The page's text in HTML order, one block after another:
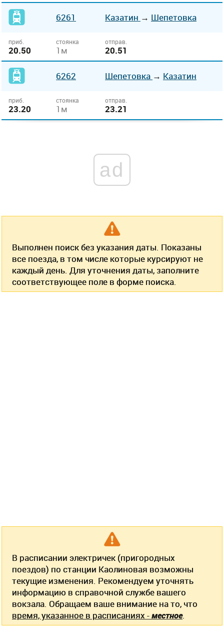
6261 Казатин → Шепетовка
приб.
20.50
стоянка
1м
отправ.
20.51
6262 Шепетовка → Казатин
приб.
23.20
стоянка
1м
отправ.
23.21
ad
Выполнен поиск без указания даты. Показаны
все поезда, в том числе которые курсируют не
каждый день. Для уточнения даты, заполните
соответствующее поле в форме поиска.
В расписании электричек (пригородных
поездов) по станции Каолиновая возможны
текущие изменения. Рекомендуем уточнять
информацию в справочной службе вашего
вокзала. Обращаем ваше внимание на то, что
время, указанное в расписаниях -местное.